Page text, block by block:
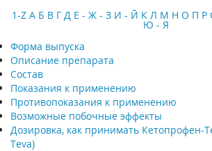
1-Z А Б В Г Д Е - Ж - З И - Й К Л М Н О П Р
Ю - Я
Форма выпуска
Описание препарата
Состав
Показания к применению
Противопоказания к применению
Возможные побочные эффекты
Дозировка, как принимать Кетопрофен-
Teva)